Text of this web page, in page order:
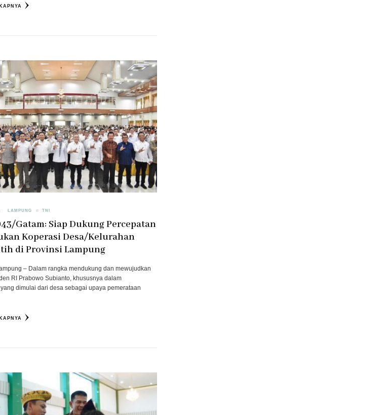
LAMPUNG TNI
Gatam: Siap Dukung Percepatan
Koperasi Desa/Kelurahan
di Provinsi Lampung
– Dalam rangka mendukung dan mewujudkan
RI Prabowo Subianto, khususnya dalam
dimulai dari desa sebagai upaya pemerataan